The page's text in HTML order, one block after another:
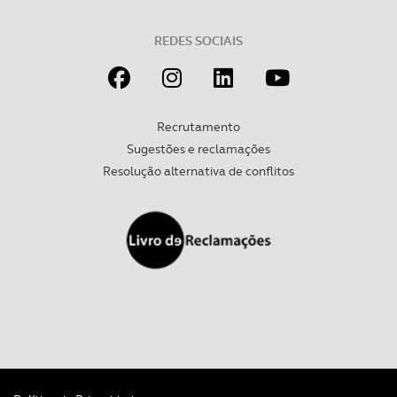
REDES SOCIAIS
Recrutamento
Sugestões e reclamações
Resolução alternativa de conflitos